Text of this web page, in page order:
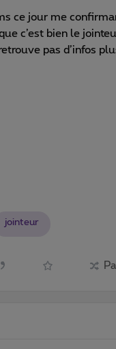
ce jour me
c’est bien le
pas d’infos
jointeur